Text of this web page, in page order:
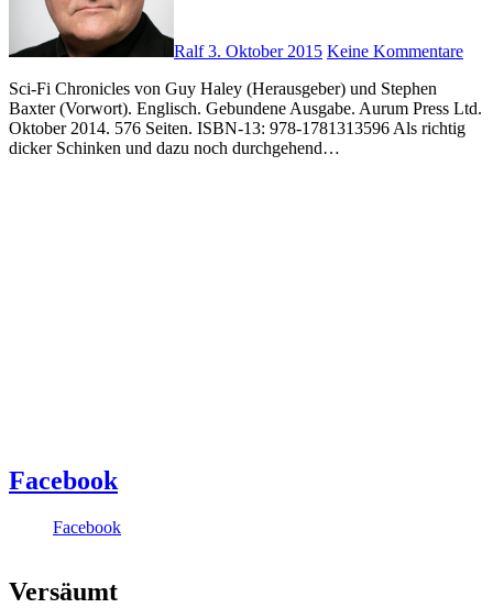
Ralf3. Oktober 2015 Keine Kommentare
Sci-Fi Chronicles von Guy Haley (Herausgeber) und Stephen
Baxter (Vorwort). Englisch. Gebundene Ausgabe. Aurum Press Ltd.
Oktober 2014. 576 Seiten. ISBN-13: 978-1781313596 Als richtig
dicker Schinken und dazu noch durchgehend…
Facebook
Facebook
Versäumt